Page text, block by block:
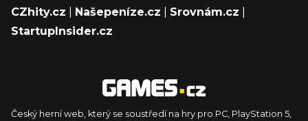
CZhity.cz
Našepeníze.cz Srovnám.cz
StartupInsider.cz
Český herní web, který se soustředí na hry pro PC, PlayStation 5,